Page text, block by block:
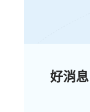
好消